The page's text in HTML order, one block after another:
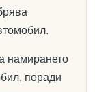
намирането
поради